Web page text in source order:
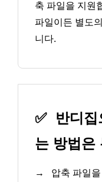
축 파일을 지원
파일이든 별도
니다.
✅
반디
는 방법은
→
압축 파일